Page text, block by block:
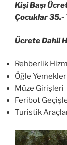
Kişi Başı
Çocuklar 35.-
Ücrete Dahil
Rehberlik
Öğle
Müze Girişleri
Feribot
Turistik